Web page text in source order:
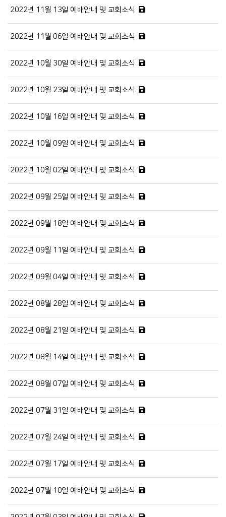
2022년 11월 13일 예배안내 및 교회소식
2022년 11월 06일 예배안내 및 교회소식
2022년 10월 30일 예배안내 및 교회소식
2022년 10월 23일 예배안내 및 교회소식
2022년 10월 16일 예배안내 및 교회소식
2022년 10월 09일 예배안내 및 교회소식
2022년 10월 02일 예배안내 및 교회소식
2022년 09월 25일 예배안내 및 교회소식
2022년 09월 18일 예배안내 및 교회소식
2022년 09월 11일 예배안내 및 교회소식
2022년 09월 04일 예배안내 및 교회소식
2022년 08월 28일 예배안내 및 교회소식
2022년 08월 21일 예배안내 및 교회소식
2022년 08월 14일 예배안내 및 교회소식
2022년 08월 07일 예배안내 및 교회소식
2022년 07월 31일 예배안내 및 교회소식
2022년 07월 24일 예배안내 및 교회소식
2022년 07월 17일 예배안내 및 교회소식
2022년 07월 10일 예배안내 및 교회소식